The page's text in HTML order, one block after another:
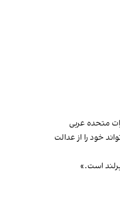
متحده عربی
خود را از عدالت
است.»